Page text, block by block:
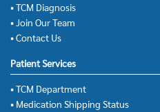
• TCM Diagnosis
• Join Our Team
• Contact Us
Patient Services
• TCM Department
• Medication Shipping Status